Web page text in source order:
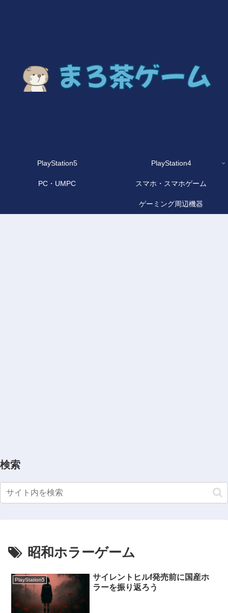
PlayStation5 PlayStation4
PC・UMPC スマホ・スマホゲーム
ゲーミング周辺機器
検索
昭和ホラーゲーム
PlayStation5
サイレントヒルf発売前に国産ホ
ラーを振り返ろう